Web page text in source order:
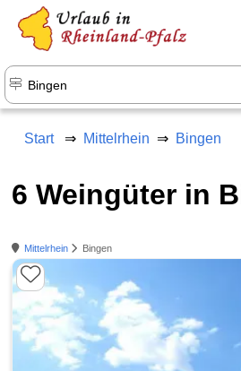
Start Mittelrhein Bingen
6 Weingüter in
Mittelrhein Bingen